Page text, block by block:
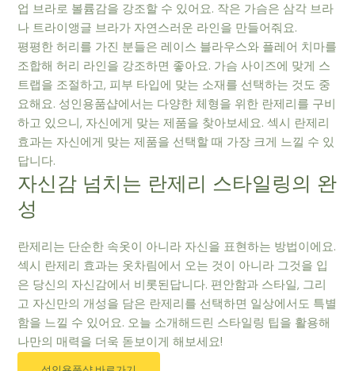
업 브라로 볼륨감을 강조할 수 있어요. 작은 가슴은 삼각 브라
나 트라이앵글 브라가 자연스러운 라인을 만들어줘요.
평평한 허리를 가진 분들은 레이스 블라우스와 플레어 치마를
조합해 허리 라인을 강조하면 좋아요. 가슴 사이즈에 맞게 스
트랩을 조절하고, 피부 타입에 맞는 소재를 선택하는 것도 중
요해요. 성인용품샵에서는 다양한 체형을 위한 란제리를 구비
하고 있으니, 자신에게 맞는 제품을 찾아보세요. 섹시 란제리
효과는 자신에게 맞는 제품을 선택할 때 가장 크게 느낄 수 있
답니다.
자신감 넘치는 란제리 스타일링의 완
성
란제리는 단순한 속옷이 아니라 자신을 표현하는 방법이에요.
섹시 란제리 효과는 옷차림에서 오는 것이 아니라 그것을 입
은 당신의 자신감에서 비롯된답니다. 편안함과 스타일, 그리
고 자신만의 개성을 담은 란제리를 선택하면 일상에서도 특별
함을 느낄 수 있어요. 오늘 소개해드린 스타일링 팁을 활용해
나만의 매력을 더욱 돋보이게 해보세요!